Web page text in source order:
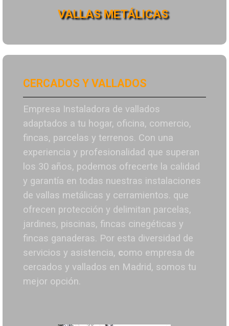
VALLAS METÁLICAS
CERCADOS Y VALLADOS
Empresa Instaladora de vallados
adaptados a tu hogar, oficina, comercio,
fincas, parcelas y terrenos. Con una
experiencia y profesionalidad que superan
los 30 años, podemos ofrecerte la calidad
y garantía en todas nuestras instalaciones
de vallas metálicas y cerramientos. que
ofrecen protección y delimitan parcelas,
jardines, piscinas, fincas cinegéticas y
fincas ganaderas. Por esta diversidad de
servicios y asistencia, como empresa de
cercados y vallados en Madrid, somos tu
mejor opción.